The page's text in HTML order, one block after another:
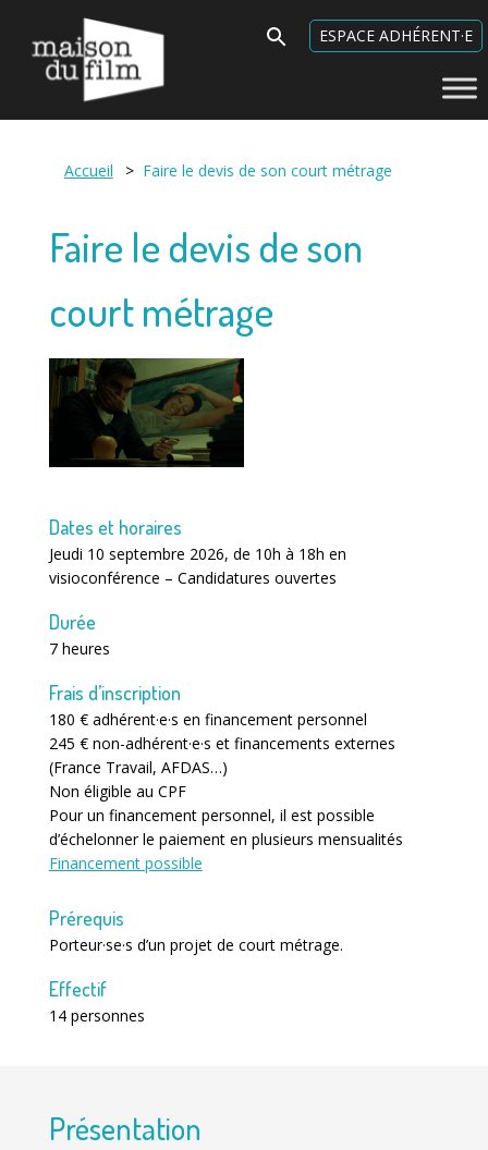
Maison du Film
Search
for:
ESPACE ADHÉRENT·E
Accueil > Faire le devis de son court métrage
Faire le devis de son
court métrage
Dates et horaires
Jeudi 10 septembre 2026, de 10h à 18h en
visioconférence – Candidatures ouvertes
Durée
7 heures
Frais d’inscription
180 € adhérent·e·s en financement personnel
245 € non-adhérent·e·s et financements externes
(France Travail, AFDAS…)
Non éligible au CPF
Pour un financement personnel, il est possible
d’échelonner le paiement en plusieurs mensualités
Financement possible
Prérequis
Porteur·se·s d’un projet de court métrage.
Effectif
14 personnes
Présentation